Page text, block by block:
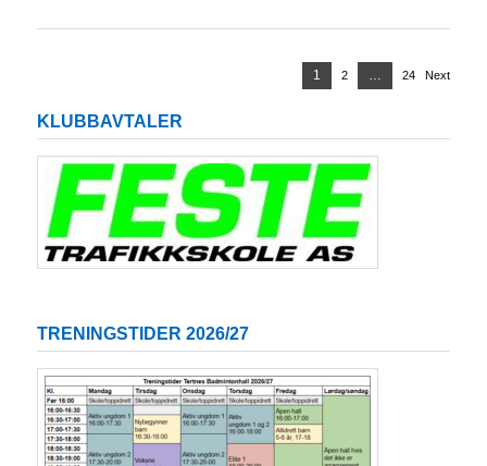
Page
1 Page
2 Page
24 Next
KLUBBAVTALER
TRENINGSTIDER 2026/27